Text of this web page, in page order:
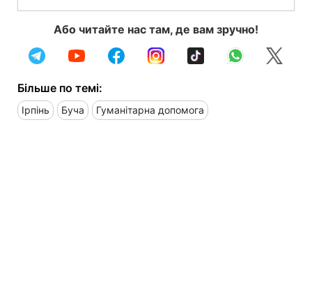
Або читайте нас там, де вам зручно!
Більше по темі:
Ірпінь Буча Гуманітарна допомога